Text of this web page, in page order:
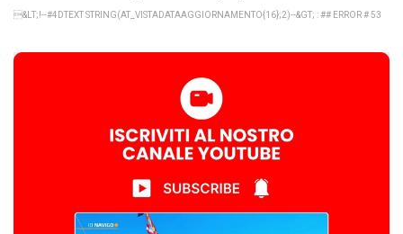
&LT;!--#4DTEXT STRING(AT_VISTADATAAGGIORNAMENTO{16};2)--&GT; : ## ERROR # 53